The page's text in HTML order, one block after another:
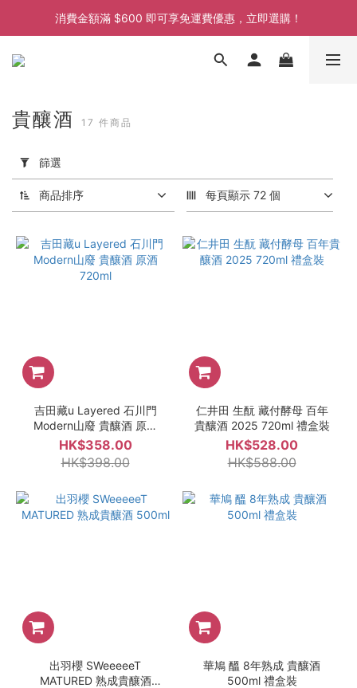
消費金額滿 $600 即可享免運費優惠，立即選購！
用
選
價格
(HK$)
貴釀酒 17 件商品
篩選
商品排序 每頁顯示 72 個
吉田藏u Layered 石川門
Modern山廢 貴釀酒 原酒
720ml
HK$358.00
HK$398.00
仁井田 生酛 藏付酵母 百年
貴釀酒 2025 720ml 禮盒裝
HK$528.00
HK$588.00
出羽櫻 SWeeeeeT
MATURED 熟成貴釀酒
華鳩 醞 8年熟成 貴釀酒
500ml 禮盒裝